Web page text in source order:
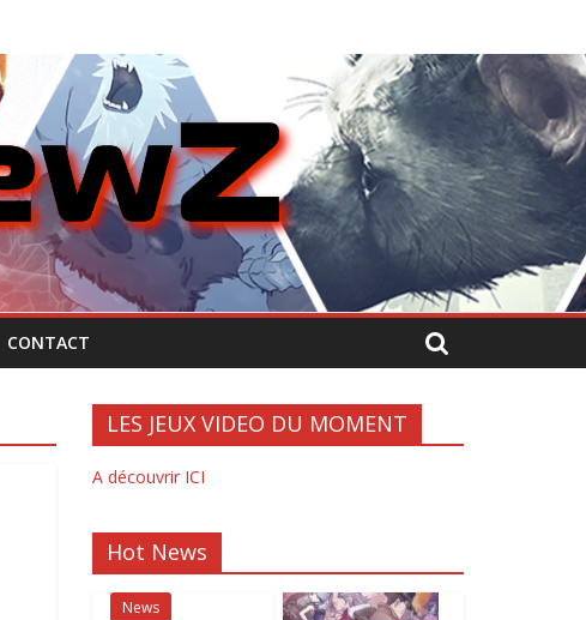
CONTACT
LES JEUX VIDEO DU MOMENT
A découvrir ICI
Hot News
News